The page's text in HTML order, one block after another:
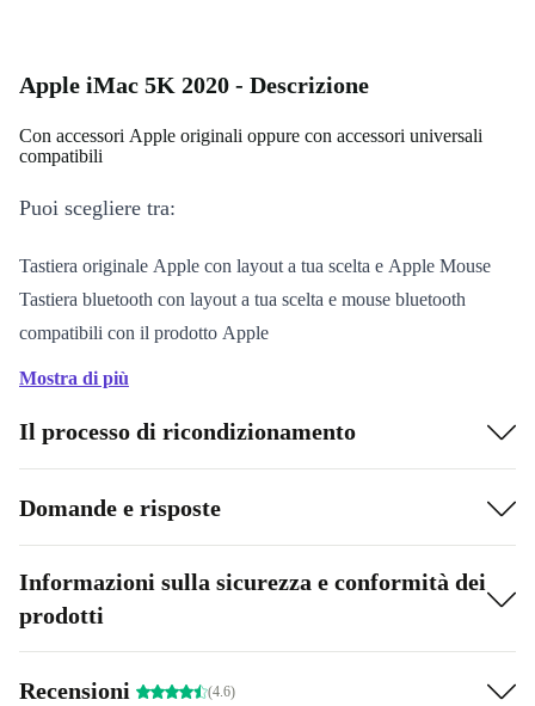
Apple iMac 5K 2020 - Descrizione
Con accessori Apple originali oppure con accessori universali
compatibili
Puoi scegliere tra:
Tastiera originale Apple con layout a tua scelta e Apple Mouse
Tastiera bluetooth con layout a tua scelta e mouse bluetooth
compatibili con il prodotto Apple
Mostra di più
Il processo di ricondizionamento
Domande e risposte
Informazioni sulla sicurezza e conformità dei
prodotti
Recensioni (4.6)